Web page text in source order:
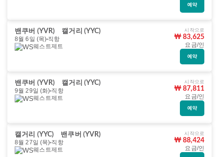
예약
밴쿠버 (YVR)
캘거리 (YYC)
8월 6일 (목) 직항
웨스트제트
시작으로
₩ 83,625
요금/인
예약
밴쿠버 (YVR)
캘거리 (YYC)
9월 29일 (화) 직항
웨스트제트
시작으로
₩ 87,811
요금/인
예약
캘거리 (YYC)
밴쿠버 (YVR)
8월 27일 (목) 직항
웨스트제트
시작으로
₩ 88,424
요금/인